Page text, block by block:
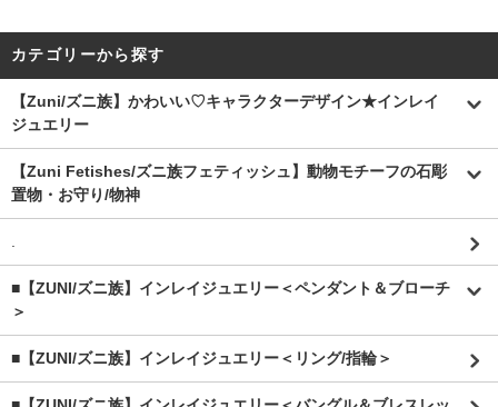
カテゴリーから探す
【Zuni/ズニ族】かわいい♡キャラクターデザイン★インレイ
ジュエリー
【Zuni Fetishes/ズニ族フェティッシュ】動物モチーフの石彫
置物・お守り/物神
■【ZUNI/ズニ族】インレイジュエリー＜ペンダント＆ブローチ
＞
■【ZUNI/ズニ族】インレイジュエリー＜リング/指輪＞